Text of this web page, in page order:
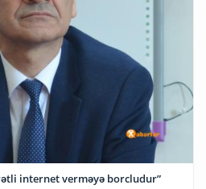
internet verməyə borcludur”